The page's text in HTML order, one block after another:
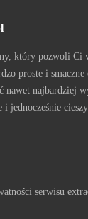
który pozwoli Ci
proste i
nawet najbardziej
i jednocześnie
serwisu